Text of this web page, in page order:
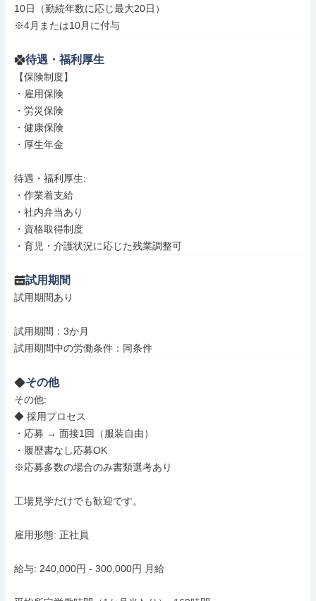
10日（勤続年数に応じ最大20日）
※4月または10月に付与
待遇・福利厚生
【保険制度】
・雇用保険
・労災保険
・健康保険
・厚生年金
待遇・福利厚生:
・作業着支給
・社内弁当あり
・資格取得制度
・育児・介護状況に応じた残業調整可
試用期間
試用期間あり
試用期間：3か月
試用期間中の労働条件：同条件
その他
その他:
◆ 採用プロセス
・応募 → 面接1回（服装自由）
・履歴書なし応募OK
※応募多数の場合のみ書類選考あり
工場見学だけでも歓迎です。
雇用形態: 正社員
給与: 240,000円 - 300,000円 月給